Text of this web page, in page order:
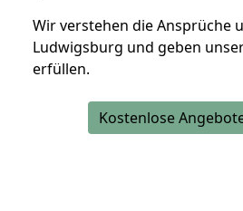
Wir verstehen die Ansprüche
Ludwigsburg und geben
erfüllen.
Kostenlose